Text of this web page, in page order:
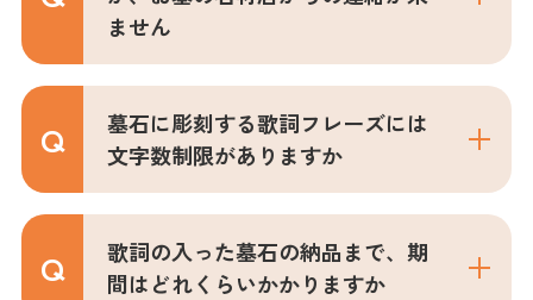
ません
墓石に彫刻する歌詞フレーズには
文字数制限がありますか
歌詞の入った墓石の納品まで、期
間はどれくらいかかりますか